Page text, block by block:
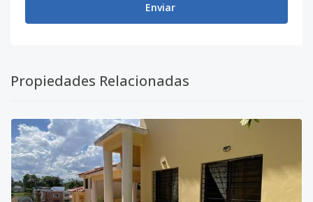
Enviar
Propiedades Relacionadas